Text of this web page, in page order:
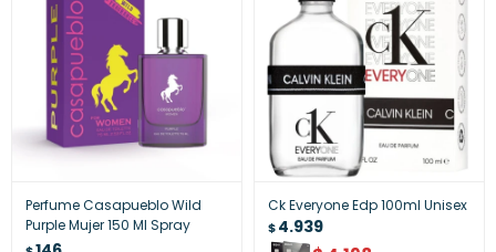
Perfume Casapueblo Wild
Purple Mujer 150 Ml Spray
Ck Everyone Edp 100ml Unisex
$4.939